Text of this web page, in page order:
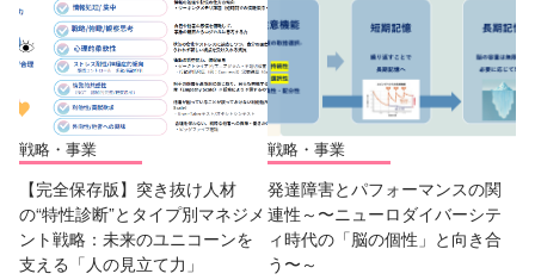
戦略・事業
【完全保存版】突き抜け人材
の“特性診断”とタイプ別マネジメ
ント戦略：未来のユニコーンを
支える「人の見立て力」
戦略・事業
発達障害とパフォーマンスの関
連性～〜ニューロダイバーシテ
ィ時代の「脳の個性」と向き合
う〜～